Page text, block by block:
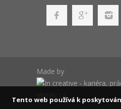
Tento web používá k
Made by